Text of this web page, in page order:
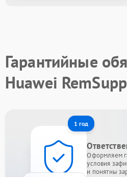
Гарантийные
Huawei
1 год
Оформляем
условия
и понятны